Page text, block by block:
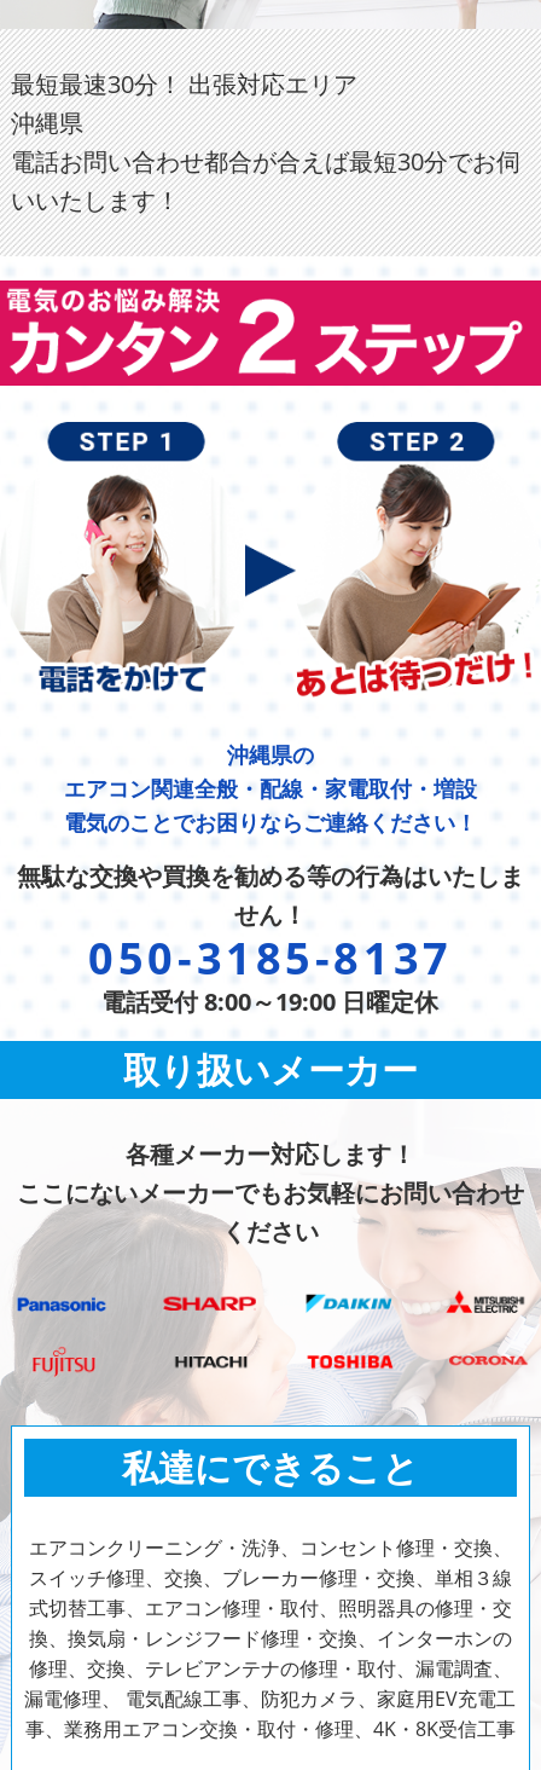
最短最速30分！ 出張対応エリア
沖縄県
電話お問い合わせ都合が合えば最短30分でお伺
いいたします！
沖縄県の
エアコン関連全般・配線・家電取付・増設
電気のことでお困りならご連絡ください！
無駄な交換や買換を勧める等の行為はいたしま
せん！
050-3185-8137
電話受付 8:00～19:00 日曜定休
取り扱いメーカー
各種メーカー対応します！
ここにないメーカーでもお気軽にお問い合わせ
ください
私達にできること
エアコンクリーニング・洗浄、コンセント修理・交換、
スイッチ修理、交換、ブレーカー修理・交換、単相３線
式切替工事、エアコン修理・取付、照明器具の修理・交
換、換気扇・レンジフード修理・交換、インターホンの
修理、交換、テレビアンテナの修理・取付、漏電調査、
漏電修理、 電気配線工事、防犯カメラ、家庭用EV充電工
事、業務用エアコン交換・取付・修理、4K・8K受信工事